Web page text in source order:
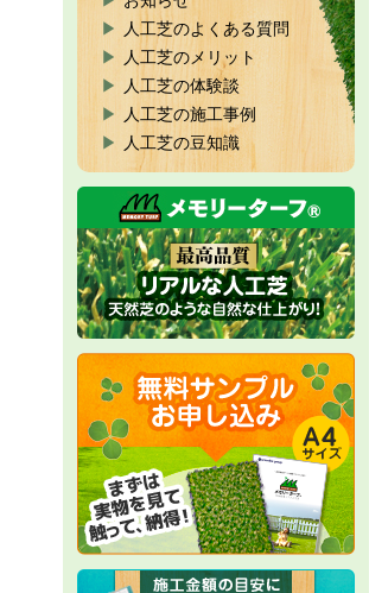
人工芝のよくある質問
人工芝のメリット
人工芝の体験談
人工芝の施工事例
人工芝の豆知識